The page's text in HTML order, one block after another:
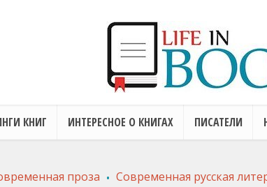
КНИГ ИНТЕРЕСНОЕ О КНИГАХ ПИСАТЕЛИ
проза . Современная русская